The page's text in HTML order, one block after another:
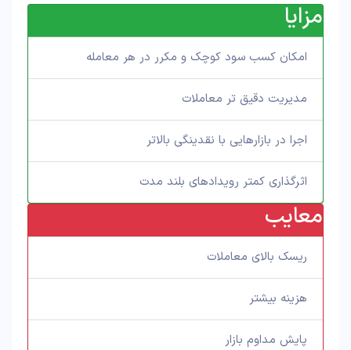
مزایا
امکان کسب سود کوچک و مکرر در هر معامله
مدیریت دقیق تر معاملات
اجرا در بازارهایی با نقدینگی بالاتر
اثرگذاری کمتر رویدادهای بلند مدت
معایب
ریسک بالای معاملات
هزینه بیشتر
پایش مداوم بازار